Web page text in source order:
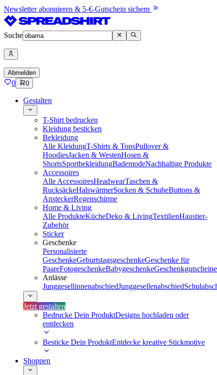
Newsletter abonnieren & 5-€-Gutschein sichern
Suche
Abmelden
0 0
Gestalten
T-Shirt bedrucken
Kleidung besticken
Bekleidung
Alle KleidungT-Shirts & TopsPullover &
HoodiesJacken & WestenHosen &
ShortsSportbekleidungBademodeNachhaltige Produkte
Accessoires
Alle AccessoiresHeadwearTaschen &
RucksäckeHalswärmerSocken & SchuheButtons &
AnsteckerRegenschirme
Home & Living
Alle ProdukteKücheDeko & LivingTextilienHaustier-
Zubehör
Sticker
Geschenke
Personalisierte
GeschenkeGeburtstagsgeschenkeGeschenke für
PaareFotogeschenkeBabygeschenkeGeschenkgutscheine
Anlässe
JunggesellinnenabschiedJunggesellenabschied
Jetzt gestalten
Bedrucke Dein ProduktDesigns hochladen oder
entdecken
Besticke Dein ProduktEntdecke kreative Stickmotive
Shoppen